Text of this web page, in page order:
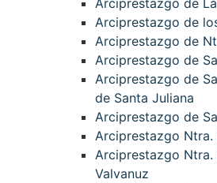
Arciprestazgo de
Arciprestazgo de
Arciprestazgo de
Arciprestazgo de
Arciprestazgo de
de Santa Juliana
Arciprestazgo de
Arciprestazgo Ntra.
Arciprestazgo Ntra.
Valvanuz